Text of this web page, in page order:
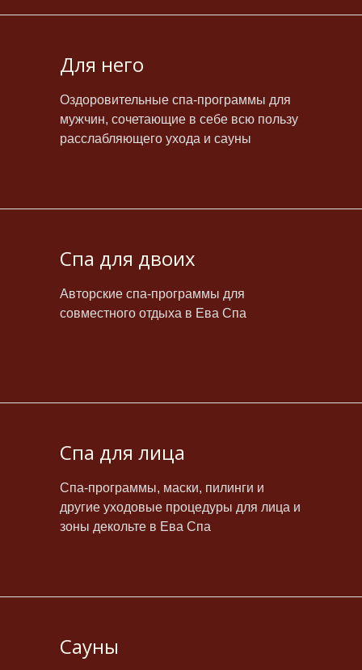
Оздоровительные спа-программы для
мужчин, сочетающие в себе всю пользу
расслабляющего ухода и сауны
Для него
Спа для двоих
Авторские спа-программы для
совместного отдыха в Ева Спа
Спа для лица
Спа-программы, маски, пилинги и
другие уходовые процедуры для лица и
зоны декольте в Ева Спа
Сауны